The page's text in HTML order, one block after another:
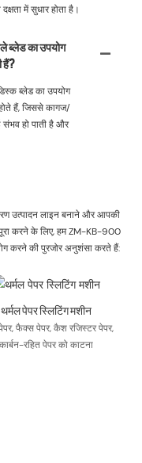
में सुधार होता है।
ब्लेड का उपयोग
हैं?
ब्लेड का उपयोग
हैं, जिससे कागज/
संभव हो पाती है और
उत्पादन लाइन बनाने और आपकी
करने के लिए, हम ZM-KB-900
करने की पुरजोर अनुशंसा करते हैं:
थर्मल पेपर स्लिटिंग मशीन
फैक्स पेपर, कैश रजिस्टर पेपर,
कार्बन-रहित पेपर को काटना